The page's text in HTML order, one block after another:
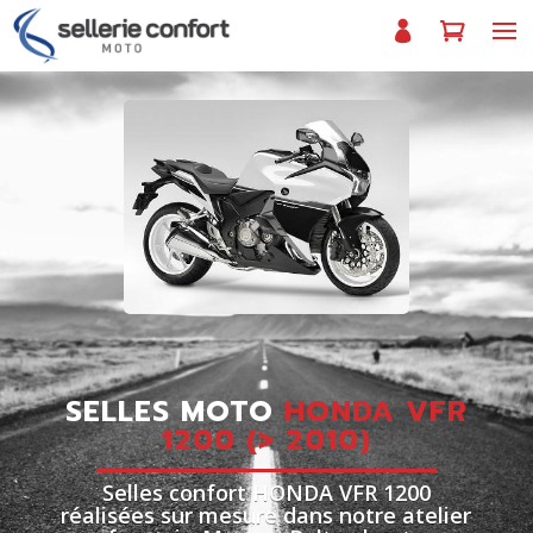
SELLES MOTOHONDA VFR
1200 (> 2010)
Selles confort HONDA VFR 1200
réalisées sur mesure dans notre atelier